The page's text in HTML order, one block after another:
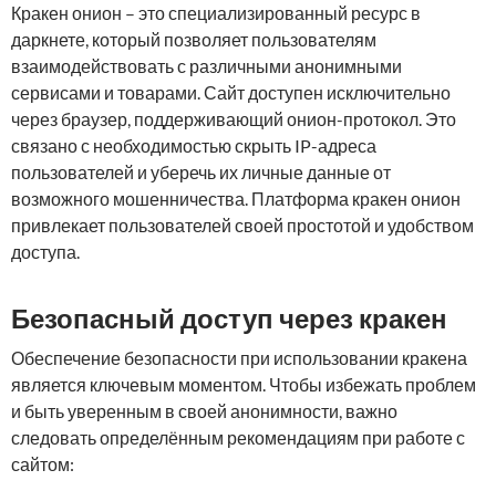
Кракен онион – это специализированный ресурс в
даркнете, который позволяет пользователям
взаимодействовать с различными анонимными
сервисами и товарами. Сайт доступен исключительно
через браузер, поддерживающий онион-протокол. Это
связано с необходимостью скрыть IP-адреса
пользователей и уберечь их личные данные от
возможного мошенничества. Платформа кракен онион
привлекает пользователей своей простотой и удобством
доступа.
Безопасный доступ через кракен
Обеспечение безопасности при использовании кракена
является ключевым моментом. Чтобы избежать проблем
и быть уверенным в своей анонимности, важно
следовать определённым рекомендациям при работе с
сайтом: